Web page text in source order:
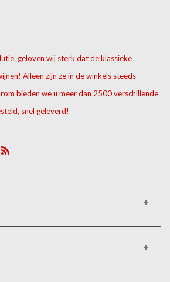
geloven wij sterk dat de klassieke
Alleen zijn ze in de winkels steeds
bieden we u meer dan 2500 verschillende
snel geleverd!